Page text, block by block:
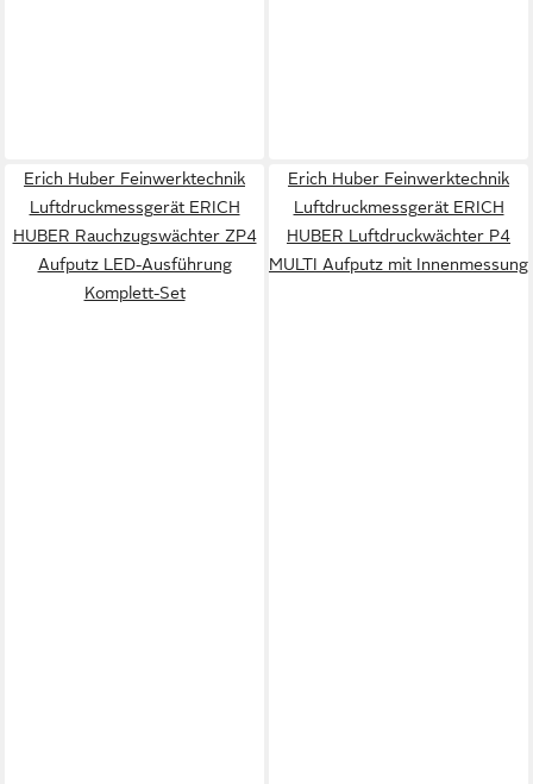
Erich Huber Feinwerktechnik
Luftdruckmessgerät ERICH
HUBER Rauchzugswächter ZP4
Aufputz LED-Ausführung
Komplett-Set
Erich Huber Feinwerktechnik
Luftdruckmessgerät ERICH
HUBER Luftdruckwächter P4
MULTI Aufputz mit Innenmessung